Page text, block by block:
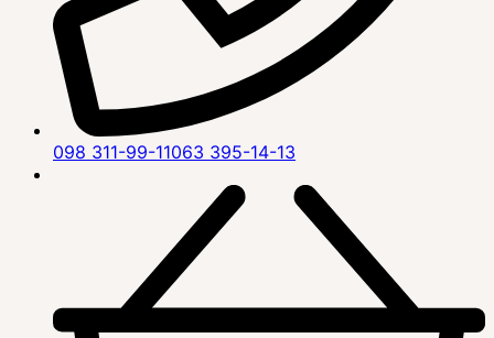
098 311-99-11063 395-14-13